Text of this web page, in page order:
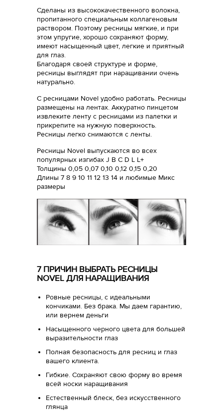
Сделаны из высококачественного волокна,
пропитанного специальным коллагеновым
раствором. Поэтому ресницы мягкие, и при
этом упругие, хорошо сохраняют форму,
имеют насыщенный цвет, легкие и приятный
для глаз.
Благодаря своей структуре и форме,
ресницы выглядят при наращивании очень
натурально.
С ресницами Novel удобно работать. Ресницы
размещены на лентах. Аккуратно пинцетом
извлеките ленту с ресницами из палетки и
прикрепите на нужную поверхность.
Ресницы легко снимаются с ленты.
Ресницы Novel выпускаются во всех
популярных изгибах J B C D L L+
Толщины 0,05 0,07 0,10 0,12 0,15 0,20
Длины 7 8 9 10 11 12 13 14 и любимые Микс
размеры
7 ПРИЧИН ВЫБРАТЬ РЕСНИЦЫ
NOVEL ДЛЯ НАРАЩИВАНИЯ
Ровные ресницы, с идеальными
кончиками. Без брака. Мы даем гарантию,
или вернем деньги
Насыщенного черного цвета для большей
выразительности глаз
Полная безопасность для ресниц и глаз
вашего клиента.
Гибкие. Сохраняют свою форму во время
всей носки наращивания
Естественный блеск, без искусственного
глянца